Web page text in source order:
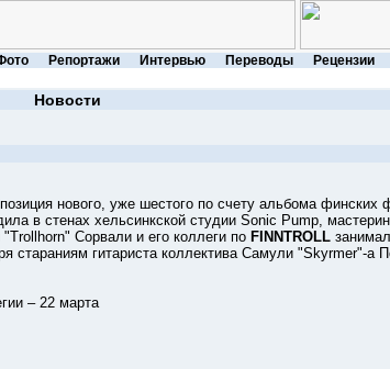
Репортажи Интервью Переводы Рецензии
Новости
нового, уже шестого по счету альбома финских
в стенах хельсинкской студии Sonic Pump,
Сорвали и его коллеги по FINNTROLL
стараниям гитариста коллектива Самули "Skyrmer"-а
– 22 марта